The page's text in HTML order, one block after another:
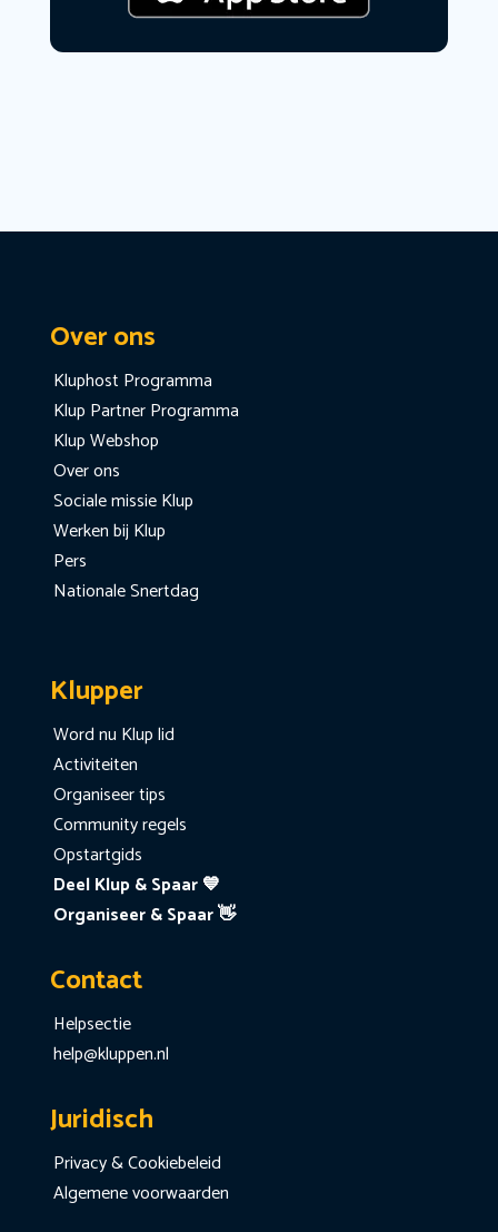
Over ons
Kluphost Programma
Klup Partner Programma
Klup Webshop
Over ons
Sociale missie Klup
Werken bij Klup
Pers
Nationale Snertdag
Klupper
Word nu Klup lid
Activiteiten
Organiseer tips
Community regels
Opstartgids
Deel Klup & Spaar 💙
Organiseer & Spaar 👋
Contact
Helpsectie
help@kluppen.nl
Juridisch
Privacy & Cookiebeleid
Algemene voorwaarden